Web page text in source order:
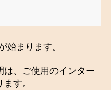
始まります。
は、ご使用のインター
す。